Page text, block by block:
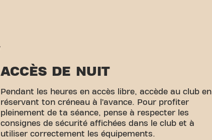
ACCÈS DE NUIT
Pendant les heures en accès libre, accède au club en
réservant ton créneau à l’avance. Pour profiter
pleinement de ta séance, pense à respecter les
consignes de sécurité affichées dans le club et à
utiliser correctement les équipements.